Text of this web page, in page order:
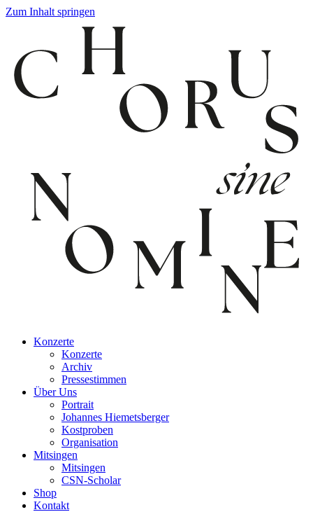
Zum Inhalt springen
Konzerte
Konzerte
Archiv
Pressestimmen
Über Uns
Portrait
Johannes Hiemetsberger
Kostproben
Organisation
Mitsingen
Mitsingen
CSN-Scholar
Shop
Kontakt